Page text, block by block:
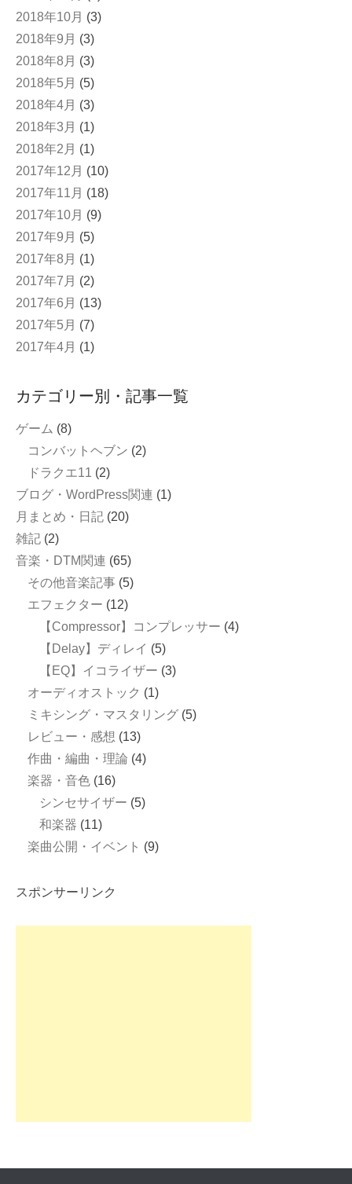
2018年10月 (3)
2018年9月 (3)
2018年8月 (3)
2018年5月 (5)
2018年4月 (3)
2018年3月 (1)
2018年2月 (1)
2017年12月 (10)
2017年11月 (18)
2017年10月 (9)
2017年9月 (5)
2017年8月 (1)
2017年7月 (2)
2017年6月 (13)
2017年5月 (7)
2017年4月 (1)
カテゴリー別・記事一覧
ゲーム (8)
コンバットヘブン (2)
ドラクエ11 (2)
ブログ・WordPress関連 (1)
月まとめ・日記 (20)
雑記 (2)
音楽・DTM関連 (65)
その他音楽記事 (5)
エフェクター (12)
【Compressor】コンプレッサー (4)
【Delay】ディレイ (5)
【EQ】イコライザー (3)
オーディオストック (1)
ミキシング・マスタリング (5)
レビュー・感想 (13)
作曲・編曲・理論 (4)
楽器・音色 (16)
シンセサイザー (5)
和楽器 (11)
楽曲公開・イベント (9)
スポンサーリンク